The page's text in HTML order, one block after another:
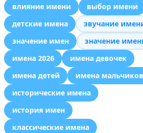
влияние имени
выбор имени
детские имена
звучание
значение имен
значение
имена 2026
имена девочек
имена детей
имена мальчиков
исторические имена
история имен
классические имена